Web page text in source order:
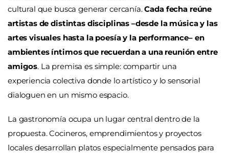
cultural que busca generar cercanía.Cada fecha reúne
artistas de distintas disciplinas –desde la música y las
artes visuales hasta la poesía y la performance– en
ambientes íntimos que recuerdan a una reunión entre
amigos. La premisa es simple: compartir una
experiencia colectiva donde lo artístico y lo sensorial
dialoguen en un mismo espacio.
La gastronomía ocupa un lugar central dentro de la
propuesta. Cocineros, emprendimientos y proyectos
locales desarrollan platos especialmente pensados para